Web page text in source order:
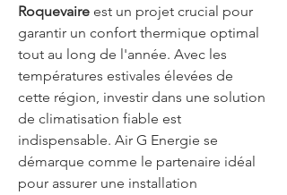
Roquevaire est un projet crucial pour
garantir un confort thermique optimal
tout au long de l'année. Avec les
températures estivales élevées de
cette région, investir dans une solution
de climatisation fiable est
indispensable. Air G Energie se
démarque comme le partenaire idéal
pour assurer une installation